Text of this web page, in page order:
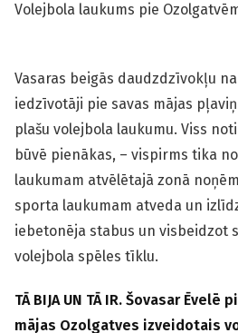
Volejbola laukums pie
Vasaras beigās daudzdzīvokļu
iedzīvotāji pie savas mājas
plašu volejbola laukumu. Viss
būvē pienākas, – vispirms tika
laukumam atvēlētajā zonā
sporta laukumam atveda un
iebetonēja stabus un visbeidzot
volejbola spēles tīklu.
TĀ BIJA UN TĀ IR. Šovasar Ēvelē
mājas Ozolgatves izveidotais